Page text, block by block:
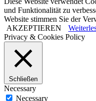
und Funktionalität zu
Website stimmen Sie der
AKZEPTIEREN
Privacy & Cookies Policy
Schließen
Necessary
Necessary